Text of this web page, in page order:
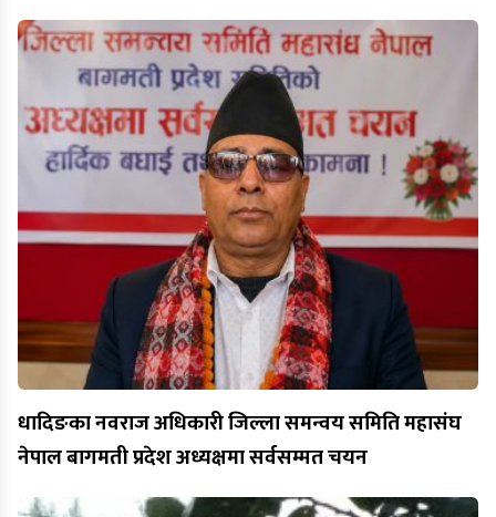
धादिङका नवराज अधिकारी जिल्ला समन्वय समिति महासंघ
नेपाल बागमती प्रदेश अध्यक्षमा सर्वसम्मत चयन